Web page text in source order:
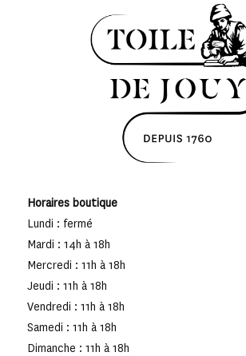
Horaires boutique
Lundi : fermé
Mardi : 14h à 18h
Mercredi : 11h à 18h
Jeudi : 11h à 18h
Vendredi : 11h à 18h
Samedi : 11h à 18h
Dimanche : 11h à 18h